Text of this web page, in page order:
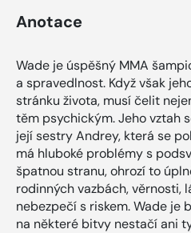
Anotace
Wade je úspěšný MMA
a spravedlnost. Když však
stránku života, musí čelit
těm psychickým. Jeho vztah
její sestry Andrey, která se
má hluboké problémy s
špatnou stranu, ohrozí to
rodinných vazbách, věrnosti,
nebezpečí s riskem. Wade je
na některé bitvy nestačí ani